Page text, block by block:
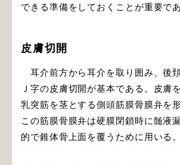
できる準備をしておくことが重要であ
皮膚切開
耳介前方から耳介を取り囲み、後
Ｊ字の皮膚切開が基本である。皮膚
乳突筋を茎とする側頭筋膜骨膜弁を
この筋膜骨膜弁は硬膜閉鎖時に髄液
的で錐体骨上面を覆うために用いる。